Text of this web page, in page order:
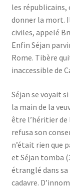
les républicains,
donner la mort.
civiles, appelé
Enfin Séjan
Rome. Tibère
inaccessible de
Séjan se voyait
la main de la
être l’héritier de
refusa son
n’était rien que
et Séjan tomba
étranglé dans
cadavre.